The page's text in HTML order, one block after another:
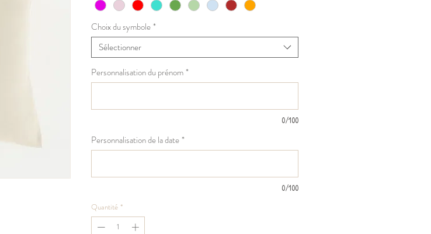
Choix du symbole*
Sélectionner
Personnalisation du prénom*
0/100
Personnalisation de la date*
0/100
Quantité *